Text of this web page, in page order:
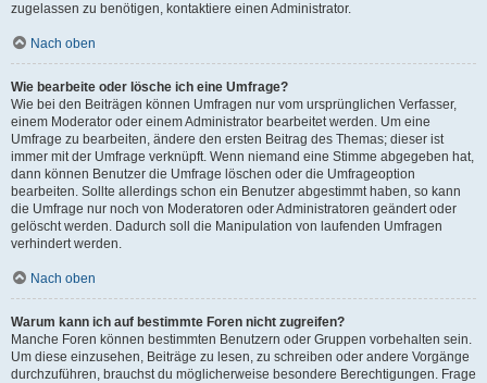
zugelassen zu benötigen, kontaktiere einen Administrator.
Nach oben
Wie bearbeite oder lösche ich eine Umfrage?
Wie bei den Beiträgen können Umfragen nur vom ursprünglichen Verfasser,
einem Moderator oder einem Administrator bearbeitet werden. Um eine
Umfrage zu bearbeiten, ändere den ersten Beitrag des Themas; dieser ist
immer mit der Umfrage verknüpft. Wenn niemand eine Stimme abgegeben hat,
dann können Benutzer die Umfrage löschen oder die Umfrageoption
bearbeiten. Sollte allerdings schon ein Benutzer abgestimmt haben, so kann
die Umfrage nur noch von Moderatoren oder Administratoren geändert oder
gelöscht werden. Dadurch soll die Manipulation von laufenden Umfragen
verhindert werden.
Nach oben
Warum kann ich auf bestimmte Foren nicht zugreifen?
Manche Foren können bestimmten Benutzern oder Gruppen vorbehalten sein.
Um diese einzusehen, Beiträge zu lesen, zu schreiben oder andere Vorgänge
durchzuführen, brauchst du möglicherweise besondere Berechtigungen. Frage